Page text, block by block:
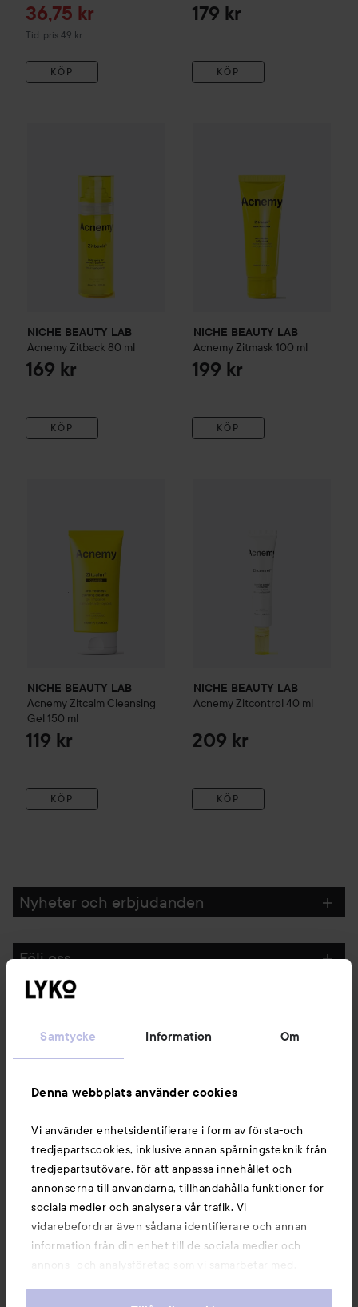
Samtycke Information Om
Denna webbplats använder cookies
Vi använder enhetsidentifierare i form av första-och
tredjepartscookies, inklusive annan spårningsteknik från
tredjepartsutövare, för att anpassa innehållet och
annonserna till användarna, tillhandahålla funktioner för
sociala medier och analysera vår trafik. Vi
vidarebefordrar även sådana identifierare och annan
information från din enhet till de sociala medier och
annons- och analysföretag som vi samarbetar med.
information som du har tillhandahållit eller som de har
Reapris
36,75 kr
Tid. pris 49 kr
Tidigare pris 49 kr
KÖP
179 kr
KÖP
NICHE BEAUTY LAB
AcnemyZitback 80 ml
169 kr
KÖP
NICHE BEAUTY LAB
AcnemyZitmask 100 ml
199 kr
KÖP
NICHE BEAUTY LAB
AcnemyZitcalm Cleansing
Gel 150 ml
119 kr
KÖP
NICHE BEAUTY LAB
AcnemyZitcontrol 40 ml
209 kr
KÖP
Nyheter och erbjudanden
Följ oss
Du kanske också gillar